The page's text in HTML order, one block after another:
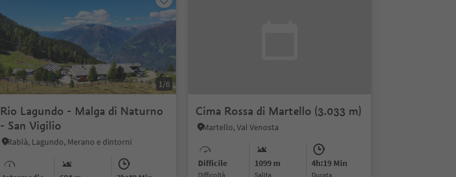
1/6
Rio Lagundo - Malga di Naturno
- San Vigilio
Rablà, Lagundo, Merano e dintorni
Cima Rossa di Martello (3.033 m)
Martello, Val Venosta
Difficile
Difficoltà
1099 m
Salita
4h:19 Min
durata